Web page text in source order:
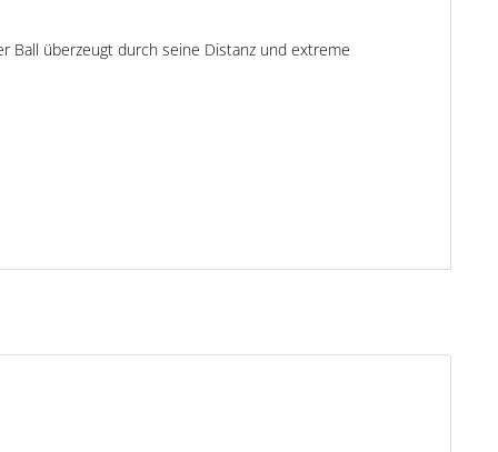
Ball überzeugt durch seine Distanz und extreme